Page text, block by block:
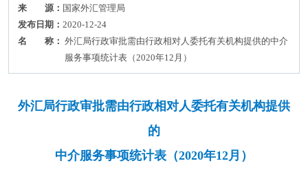
来 源： 国家外汇管理局
发布日期：2020-12-24
名 称： 外汇局行政审批需由行政相对人委托有关机构提供的中介
服务事项统计表（2020年12月）
外汇局行政审批需由行政相对人委托有关机构提供
的
中介服务事项统计表（2020年12月）